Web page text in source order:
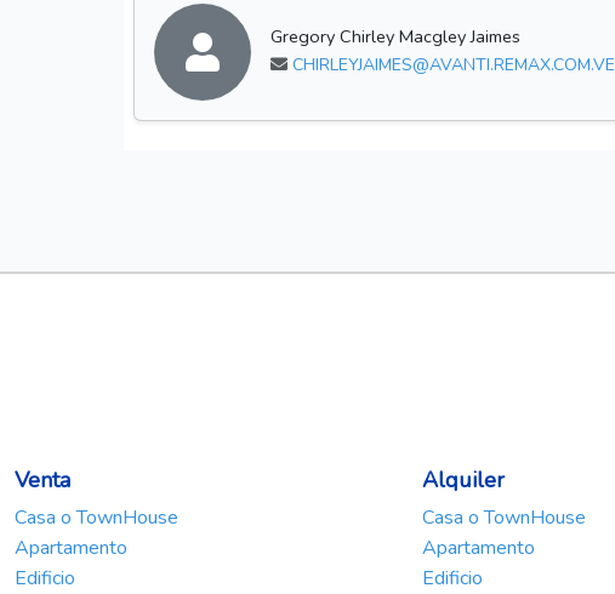
Gregory Chirley Macgley Jaimes
CHIRLEYJAIMES@AVANTI.REMAX.COM.VE
Venta
Casa o TownHouse
Apartamento
Edificio
Alquiler
Casa o TownHouse
Apartamento
Edificio